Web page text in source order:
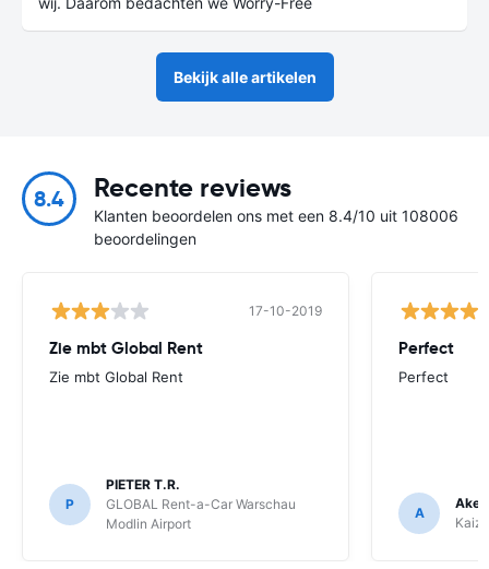
Bekijk alle artikelen
8.4 Recente reviews
Klanten beoordelen ons met een 8.4/10 uit 108006
beoordelingen
17-10-2019
Zie mbt Global Rent
Zie mbt Global Rent
P
PIETER T.R.
GLOBAL Rent-a-Car Warschau
Modlin Airport
Perfect
Perfect
A
Ake